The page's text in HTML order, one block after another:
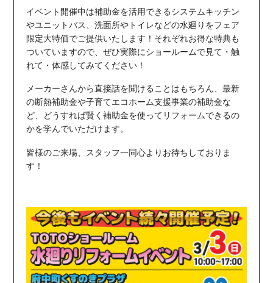
イベント開催中は補助金を活用できるシステムキッチン
やユニットバス、洗面所やトイレなどの水廻りをフェア
限定大特価でご提供いたします！それぞれお得な特典も
ついていますので、ぜひ実際にショールームで見て・触
れて・体感してみてください！
メーカーさんから直接話を聞けることはもちろん、最新
の断熱補助金や子育てエコホーム支援事業の補助金な
ど、どうすれば賢く補助金を使ってリフォームできるの
かを学んでいただけます。
皆様のご来場、スタッフ一同心よりお待ちしておりま
す！